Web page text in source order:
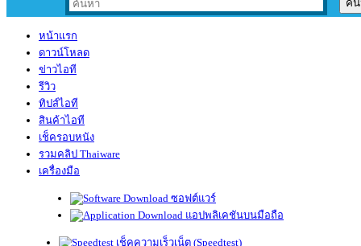
หน้าแรก
ดาวน์โหลด
ข่าวไอที
รีวิว
ทิปส์ไอที
สินค้าไอที
เช็ครอบหนัง
รวมคลิป Thaiware
เครื่องมือ
ซอฟต์แวร์
แอปพลิเคชันบนมือถือ
เช็คความเร็วเน็ต (Speedtest)